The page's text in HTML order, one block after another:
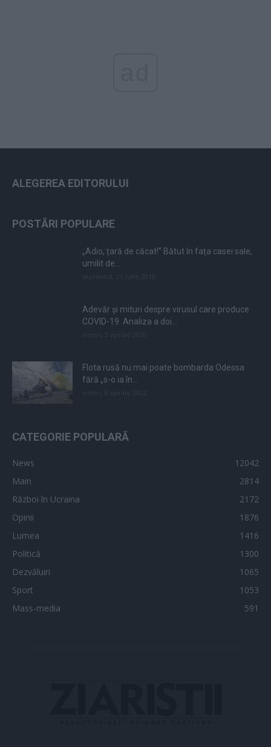
ALEGEREA EDITORULUI
POSTĂRI POPULARE
„Adio, țară de căcat!” Bătut în fața casei sale,
umilit de...
Adevăr și mituri despre virusul care produce
COVID-19. Analiza a doi...
Flota rusă nu mai poate bombarda Odessa
fără „s-o ia în...
CATEGORIE POPULARĂ
News
12042
Main
2814
Război în Ucraina
2172
Opinii
1876
Lumea
1416
Politică
1300
Dezvăluiri
1065
Sport
1053
Mass-media
591